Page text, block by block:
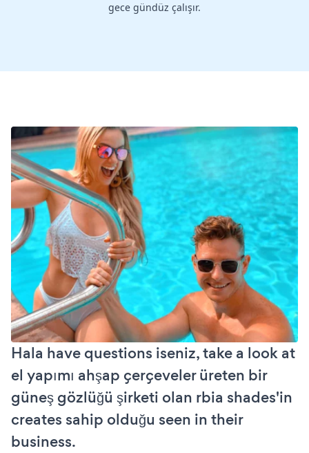
gece gündüz çalışır.
Hala have questions iseniz, take a look at
el yapımı ahşap çerçeveler üreten bir
güneş gözlüğü şirketi olan rbia shades'in
creates sahip olduğu seen in their
business.